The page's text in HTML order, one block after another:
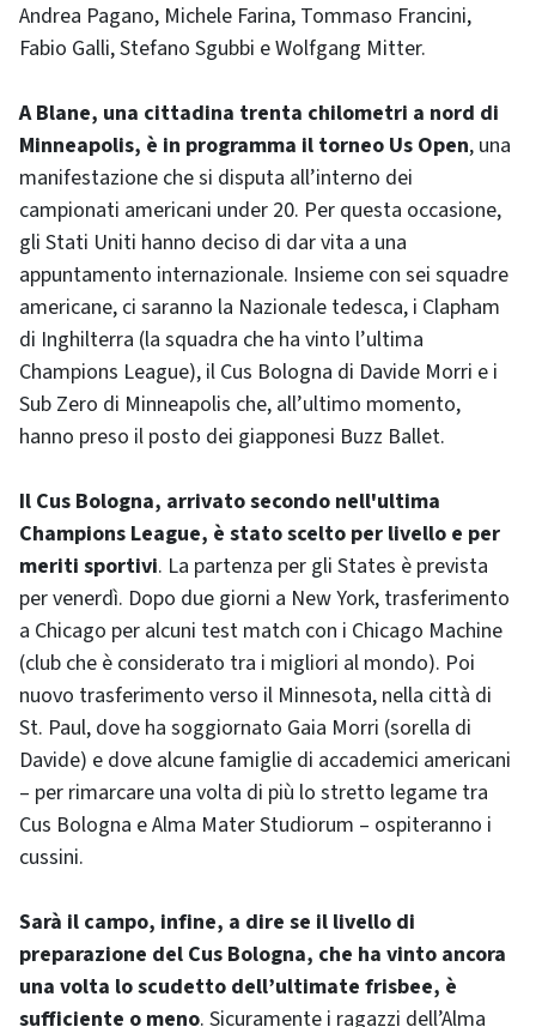
Andrea Pagano, Michele Farina, Tommaso Francini,
Fabio Galli, Stefano Sgubbi e Wolfgang Mitter.
A Blane, una cittadina trenta chilometri a nord di
Minneapolis, è in programma il torneo Us Open, una
manifestazione che si disputa all’interno dei
campionati americani under 20. Per questa occasione,
gli Stati Uniti hanno deciso di dar vita a una
appuntamento internazionale. Insieme con sei squadre
americane, ci saranno la Nazionale tedesca, i Clapham
di Inghilterra (la squadra che ha vinto l’ultima
Champions League), il Cus Bologna di Davide Morri e i
Sub Zero di Minneapolis che, all’ultimo momento,
hanno preso il posto dei giapponesi Buzz Ballet.
Il Cus Bologna, arrivato secondo nell'ultima
Champions League, è stato scelto per livello e per
meriti sportivi. La partenza per gli States è prevista
per venerdì. Dopo due giorni a New York, trasferimento
a Chicago per alcuni test match con i Chicago Machine
(club che è considerato tra i migliori al mondo). Poi
nuovo trasferimento verso il Minnesota, nella città di
St. Paul, dove ha soggiornato Gaia Morri (sorella di
Davide) e dove alcune famiglie di accademici americani
– per rimarcare una volta di più lo stretto legame tra
Cus Bologna e Alma Mater Studiorum – ospiteranno i
cussini.
Sarà il campo, infine, a dire se il livello di
preparazione del Cus Bologna, che ha vinto ancora
una volta lo scudetto dell’ultimate frisbee, è
sufficiente o meno. Sicuramente i ragazzi dell’Alma